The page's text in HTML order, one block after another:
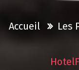
Accueil Les